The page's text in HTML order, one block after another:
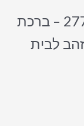
היה הראשון לכתוב סקירה “2774 – ברכת
לבית